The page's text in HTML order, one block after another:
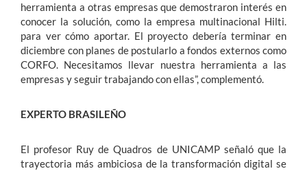
herramienta a otras empresas que demostraron interés en
conocer la solución, como la empresa multinacional Hilti.
para ver cómo aportar. El proyecto debería terminar en
diciembre con planes de postularlo a fondos externos como
CORFO. Necesitamos llevar nuestra herramienta a las
empresas y seguir trabajando con ellas”, complementó.
EXPERTO BRASILEÑO
El profesor Ruy de Quadros de UNICAMP señaló que la
trayectoria más ambiciosa de la transformación digital se